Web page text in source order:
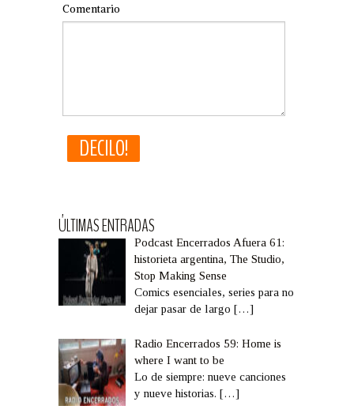
Comentario
ÚLTIMAS ENTRADAS
Podcast Encerrados Afuera 61:
historieta argentina, The Studio,
Stop Making Sense
Comics esenciales, series para no
dejar pasar de largo[…]
Radio Encerrados 59: Home is
where I want to be
Lo de siempre: nueve canciones
y nueve historias.[…]